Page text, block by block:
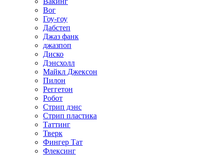
Вог
Гоу-гоу
Дабстеп
Джаз фанк
джазпоп
Диско
Дэнсхолл
Майкл Джексон
Пилон
Реггетон
Робот
Стрип дэнс
Стрип пластика
Таттинг
Тверк
Фингер Тат
Флексинг